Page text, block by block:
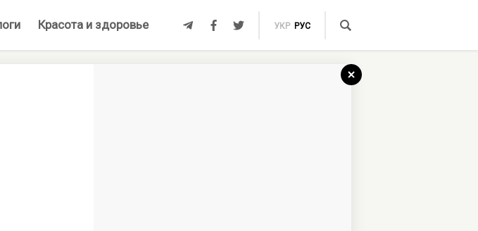
Красота и здоровье УКР РУС